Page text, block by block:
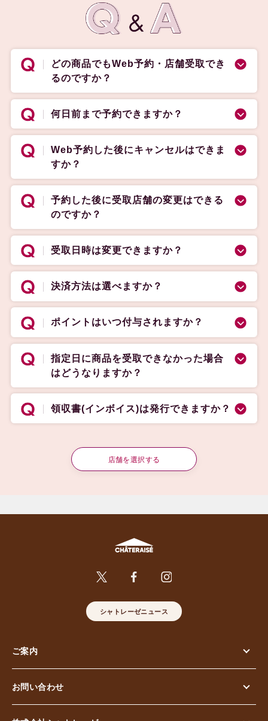
どの商品でもWeb予約・店舗受取でき
るのですか？
何日前まで予約できますか？
Web予約した後にキャンセルはできま
すか？
予約した後に受取店舗の変更はできる
のですか？
受取日時は変更できますか？
決済方法は選べますか？
ポイントはいつ付与されますか？
指定日に商品を受取できなかった場合
はどうなりますか？
領収書(インボイス)は発行できますか？
店舗を選択する
シャトレーゼニュース
ご案内
お問い合わせ